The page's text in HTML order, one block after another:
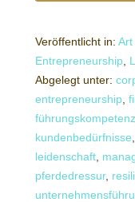
Veröffentlicht in: Art
Entrepreneurship
Abgelegt unter:
entrepreneurship
führungskompetenz
kundenbedürfnisse
leidenschaft
pferdedressur,